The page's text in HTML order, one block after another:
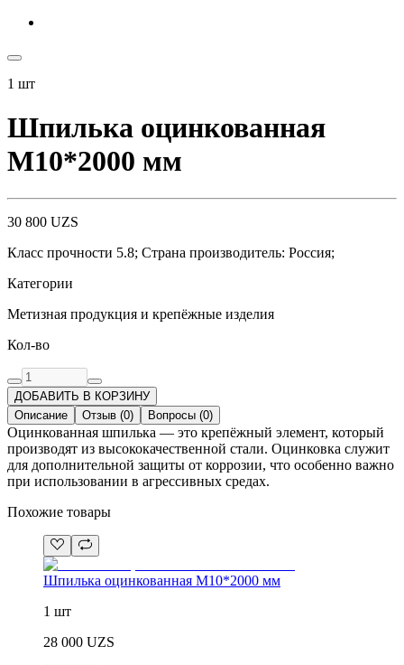
1 шт
Шпилька оцинкованная
М10*2000 мм
30 800 UZS
Класс прочности 5.8; Страна производитель: Россия;
Категории
Метизная продукция и крепёжные изделия
Кол-во
ДОБАВИТЬ В КОРЗИНУ
Описание
Отзыв (0) Вопросы (0)
Оцинкованная шпилька — это крепёжный элемент, который
производят из высококачественной стали. Оцинковка служит
для дополнительной защиты от коррозии, что особенно важно
при использовании в агрессивных средах.
Похожие товары
Шпилька оцинкованная М10*2000 мм
1 шт
28 000 UZS